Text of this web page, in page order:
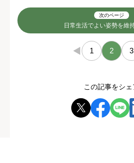
次のページ
日常生活でよい姿勢を維
← 1 2 3
この記事をシェ